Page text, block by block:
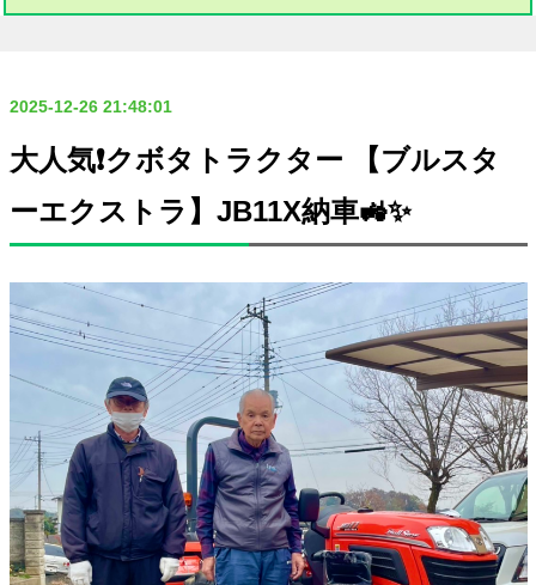
2025-12-26 21:48:01
大人気❗️クボタトラクター 【ブルスタ
ーエクストラ】JB11X納車🚜✨